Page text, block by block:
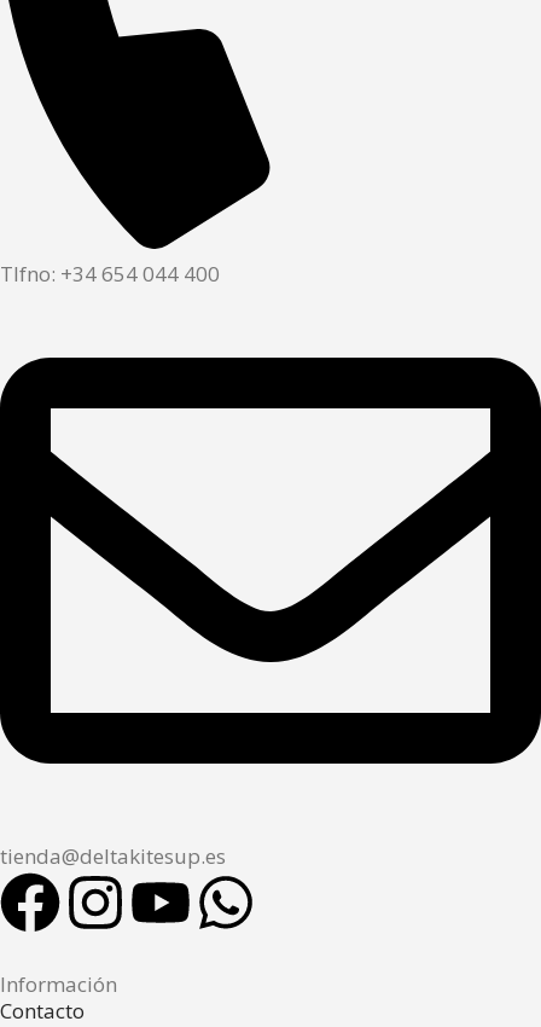
Tlfno: +34 654 044 400
tienda@deltakitesup.es
Información
Contacto